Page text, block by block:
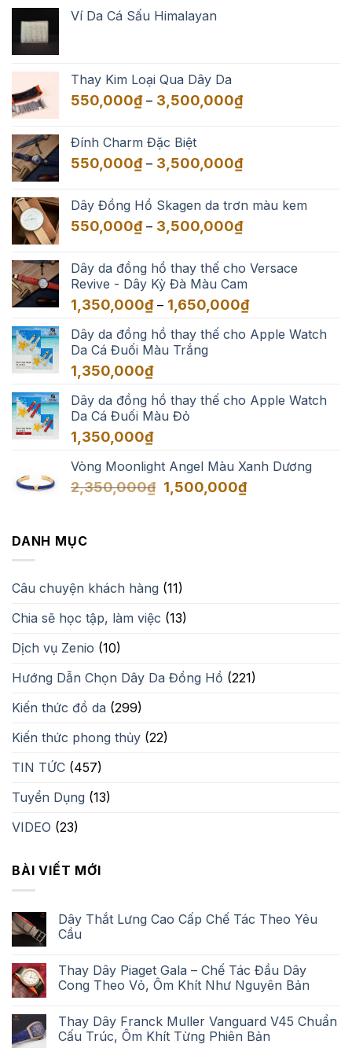
Ví Da Cá Sấu Himalayan
Thay Kim Loại Qua Dây Da
550,000₫ – 3,500,000₫Khoảng
đến
Đính Charm Đặc Biệt
550,000₫ – 3,500,000₫Khoảng
550,000₫
đến
Dây Đồng Hồ Skagen da trơn màu kem
550,000₫ – 3,500,000₫Khoảng
550,000₫
đến
3,500,000₫
Dây da đồng hồ thay thế cho Versace
Revive - Dây Kỳ Đà Màu Cam
1,350,000₫ – 1,650,000₫Khoảng
từ
Dây da đồng hồ thay thế cho Apple Watch
Da Cá Đuối Màu Trắng
1,350,000₫
Dây da đồng hồ thay thế cho Apple Watch
Da Cá Đuối Màu Đỏ
1,350,000₫
Vòng Moonlight Angel Màu Xanh Dương
2,350,000₫ Giá
1,500,000₫Giá
DANH MỤC
Câu chuyện khách hàng (11)
Chia sẽ học tập, làm việc (13)
Dịch vụ Zenio (10)
Hướng Dẫn Chọn Dây Da Đồng Hồ (221)
Kiến thức đồ da (299)
Kiến thức phong thủy (22)
TIN TỨC (457)
Tuyển Dụng (13)
VIDEO (23)
BÀI VIẾT MỚI
Dây Thắt Lưng Cao Cấp Chế Tác Theo Yêu
Cầu
Thay Dây Piaget Gala – Chế Tác Đầu Dây
Cong Theo Vỏ, Ôm Khít Như Nguyên Bản
Thay Dây Franck Muller Vanguard V45 Chuẩn
Cấu Trúc, Ôm Khít Từng Phiên Bản